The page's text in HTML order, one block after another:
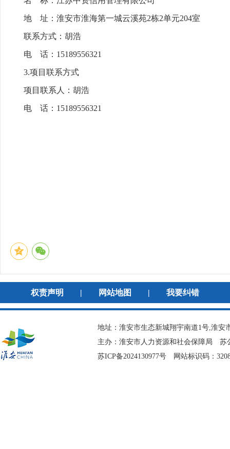
地 址：淮安市淮海第一城云溪苑2栋2单元204室
联系方式：胡浩
电 话：15189556321
3.项目联系方式
项目联系人：胡浩
电 话：15189556321
权责声明 | 网站地图 | 我要纠错
地址：淮安市生态新城翔宇南道1号,淮
主办：淮安市人力资源和社会保障局 苏
苏ICP备2024130977号 网站标识码：